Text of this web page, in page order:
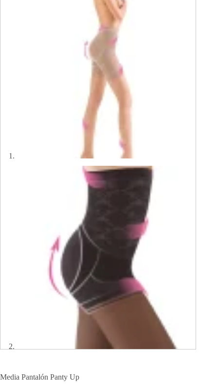
Media Pantalón Panty Up